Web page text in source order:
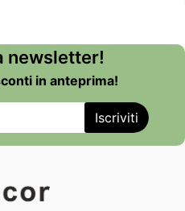
newsletter!
in anteprima!